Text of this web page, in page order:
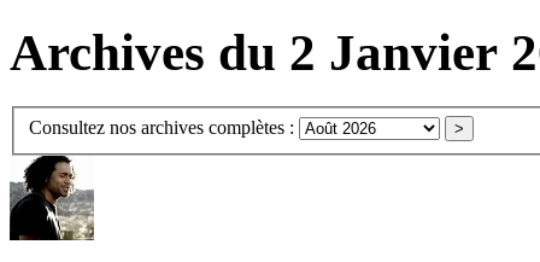
Archives du 2 Janvier
Consultez nos archives complètes :